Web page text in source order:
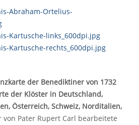
der Benediktiner von 1732
der Klöster in Deutschland,
Österreich, Schweiz, Norditalien,
von Pater Rupert Carl bearbeitete